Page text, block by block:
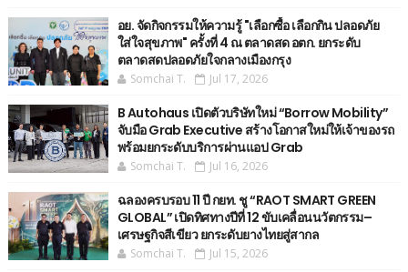
อย. จัดกิจกรรมให้ความรู้ "เลือกซื้อ เลือกกิน ปลอดภัย
ใส่ใจสุขภาพ" ครั้งที่ 4 ณ ตลาดสด อตก. ยกระดับ
ตลาดสดปลอดภัยใจกลางเมืองกรุง
Somchai T. Jul 17, 2026
B Autohaus เปิดตัวบริษัทใหม่ “Borrow Mobility”
จับมือ Grab Executive สร้างโอกาสใหม่ให้เจ้าของรถ
พร้อมยกระดับบริการผ่านแอป Grab
Somchai T. Jul 16, 2026
ฉลองครบรอบ 11 ปี กยท. ชู “RAOT SMART GREEN
GLOBAL” เปิดทิศทางปีที่ 12 ขับเคลื่อนนวัตกรรม–
เศรษฐกิจสีเขียว ยกระดับยางไทยสู่สากล
Somchai T. Jul 15, 2026